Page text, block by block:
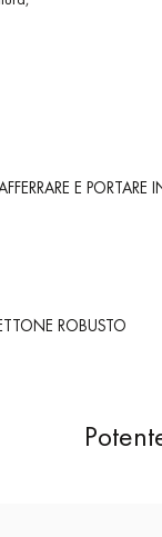
E PORTARE
ROBUSTO